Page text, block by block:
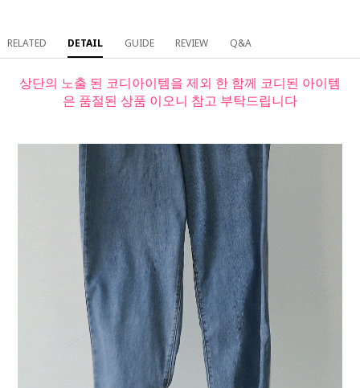
RELATED DETAIL GUIDE REVIEW Q&A
상단의 노출 된 코디아이템을 제외 한 함께 코디된 아이템
은 품절된 상품 이오니 참고 부탁드립니다